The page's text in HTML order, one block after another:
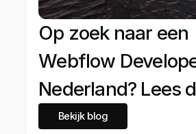
Op zoek naar een
Webflow
Nederland? Lees
Bekijk blog